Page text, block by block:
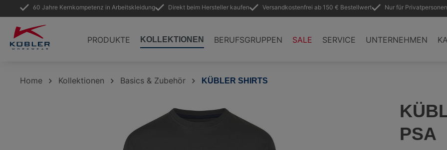
Zur Hauptnavigation springen
60 Jahre Kernkompetenz in Arbeitskleidung Direkt beim Hersteller kaufen Versandkostenfrei ab 150 € Bestellwert Nur für
PRODUKTE KOLLEKTIONEN BERUFSGRUPPEN SALE SERVICE UNTERNEHMEN
Home Kollektionen Basics & Zubehör KÜBLER SHIRTS
PSA